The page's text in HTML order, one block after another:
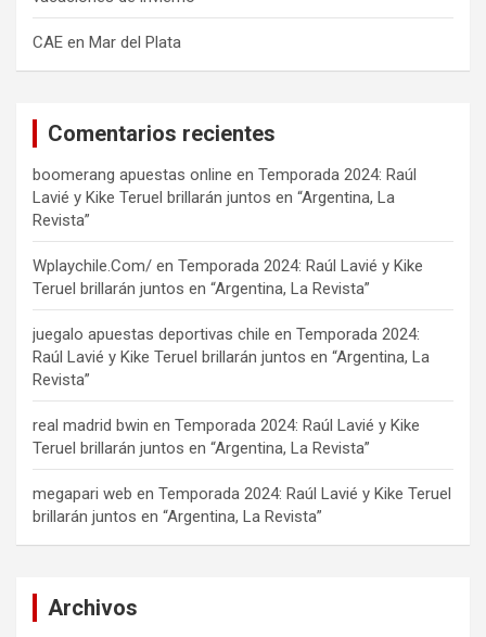
CAE en Mar del Plata
Comentarios recientes
boomerang apuestas online en Temporada 2024: Raúl
Lavié y Kike Teruel brillarán juntos en “Argentina, La
Revista”
Wplaychile.Com/ en Temporada 2024: Raúl Lavié y Kike
Teruel brillarán juntos en “Argentina, La Revista”
juegalo apuestas deportivas chile en Temporada 2024:
Raúl Lavié y Kike Teruel brillarán juntos en “Argentina, La
Revista”
real madrid bwin en Temporada 2024: Raúl Lavié y Kike
Teruel brillarán juntos en “Argentina, La Revista”
megapari web en Temporada 2024: Raúl Lavié y Kike Teruel
brillarán juntos en “Argentina, La Revista”
Archivos